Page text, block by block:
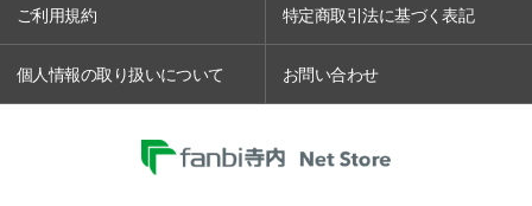
ご利用規約 特定商取引法に基づく表記
個人情報の取り扱いについて お問い合わせ